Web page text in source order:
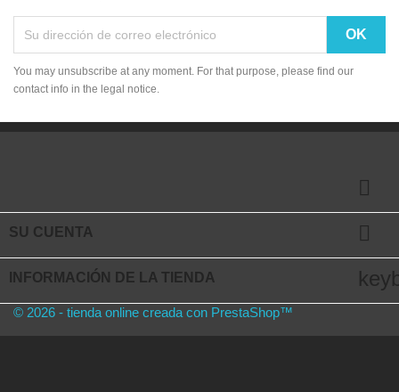
You may unsubscribe at any moment. For that purpose, please find our
contact info in the legal notice.

SU CUENTA 
INFORMACIÓN DE LA TIENDA
© 2026 - tienda online creada con PrestaShop™